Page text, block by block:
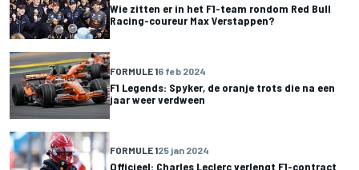
Wie zitten er in het F1-team rondom Red Bull
Racing-coureur Max Verstappen?
FORMULE 16 feb 2024
F1 Legends: Spyker, de oranje trots die na een
jaar weer verdween
FORMULE 125 jan 2024
Officieel: Charles Leclerc verlengt F1-contract